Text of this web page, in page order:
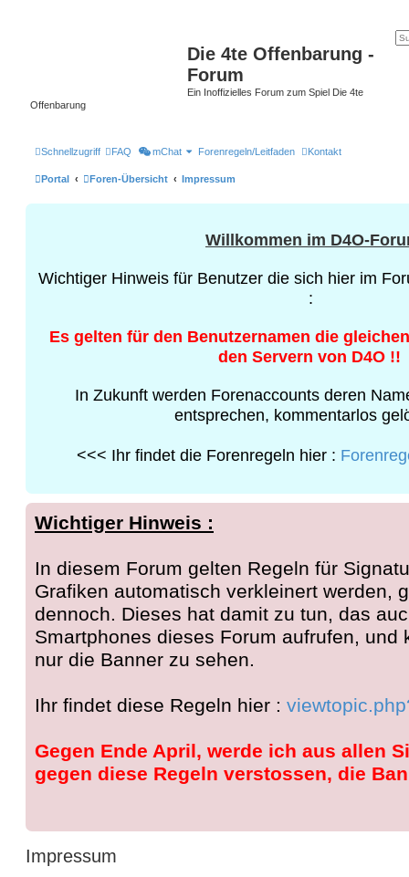
Die 4te Offenbarung -
Forum
Ein Inoffizielles Forum zum Spiel Die 4te
Offenbarung
Schnellzugriff FAQ mChat Forenregeln/Leitfaden Kontakt
Portal Foren-Übersicht Impressum
Willkommen im D4O-
Wichtiger Hinweis für Benutzer die sich hier im
:
Es gelten für den Benutzernamen die
den Servern von D4O !!
In Zukunft werden Forenaccounts deren
entsprechen, kommentarlos
<<< Ihr findet die Forenregeln hier :
Wichtiger Hinweis :
In diesem Forum gelten Regeln für
Grafiken automatisch verkleinert werden,
dennoch. Dieses hat damit zu tun, das
Smartphones dieses Forum aufrufen, und
nur die Banner zu sehen.
Ihr findet diese Regeln hier :
Gegen Ende April, werde ich aus allen
gegen diese Regeln verstossen, die
Impressum